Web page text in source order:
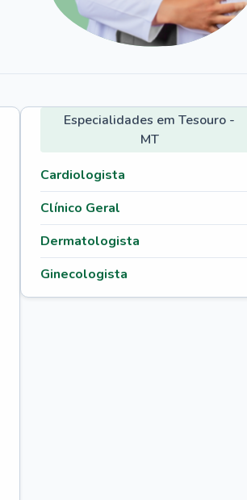
Especialidades em Tesouro -
MT
Cardiologista
Clínico Geral
Dermatologista
Ginecologista